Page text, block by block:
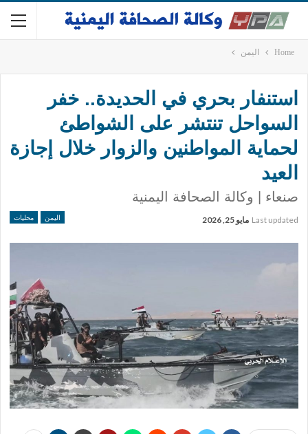
Home اليمن
استنفار بحري في الحديدة.. خفر
السواحل تنتشر على الشواطئ
لحماية المواطنين والزوار خلال إجازة
العيد
صنعاء | وكالة الصحافة اليمنية
اليمن محليات Last updated مايو 25, 2026